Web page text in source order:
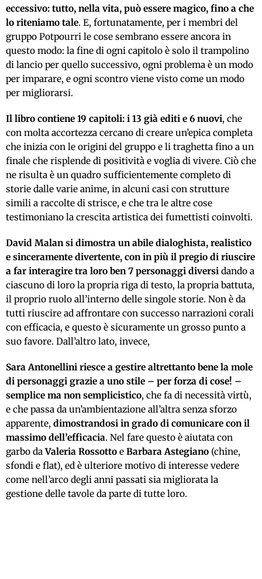
eccessivo: tutto, nella vita, può essere magico, fino a che
lo riteniamo tale. E, fortunatamente, per i membri del
gruppo Potpourri le cose sembrano essere ancora in
questo modo: la fine di ogni capitolo è solo il trampolino
di lancio per quello successivo, ogni problema è un modo
per imparare, e ogni scontro viene visto come un modo
per migliorarsi.
Il libro contiene 19 capitoli: i 13 già editi e 6 nuovi, che
con molta accortezza cercano di creare un’epica completa
che inizia con le origini del gruppo e li traghetta fino a un
finale che risplende di positività e voglia di vivere. Ciò che
ne risulta è un quadro sufficientemente completo di
storie dalle varie anime, in alcuni casi con strutture
simili a raccolte di strisce, e che tra le altre cose
testimoniano la crescita artistica dei fumettisti coinvolti.
David Malan si dimostra un abile dialoghista, realistico
e sinceramente divertente, con in più il pregio di riuscire
a far interagire tra loro ben 7 personaggi diversi dando a
ciascuno di loro la propria riga di testo, la propria battuta,
il proprio ruolo all’interno delle singole storie. Non è da
tutti riuscire ad affrontare con successo narrazioni corali
con efficacia, e questo è sicuramente un grosso punto a
suo favore. Dall’altro lato, invece,
Sara Antonellini riesce a gestire altrettanto bene la mole
di personaggi grazie a uno stile – per forza di cose! –
semplice ma non semplicistico, che fa di necessità virtù,
e che passa da un’ambientazione all’altra senza sforzo
apparente, dimostrandosi in grado di comunicare con il
massimo dell’efficacia. Nel fare questo è aiutata con
garbo daValeria Rossotto e Barbara Astegiano (chine,
sfondi e flat), ed è ulteriore motivo di interesse vedere
come nell’arco degli anni passati sia migliorata la
gestione delle tavole da parte di tutte loro.